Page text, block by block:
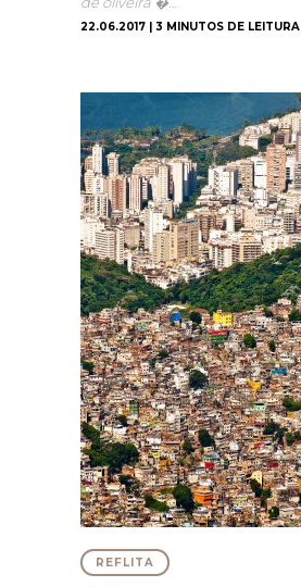
22.06.2017 | 3 MINUTOS DE LEITURA
REFLITA